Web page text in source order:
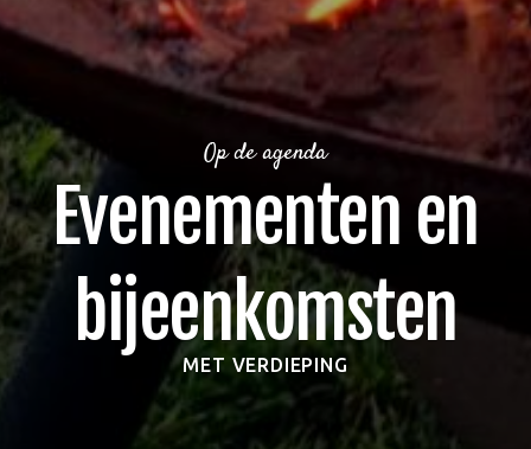
Op de agenda
Evenementen en
bijeenkomsten
MET VERDIEPING